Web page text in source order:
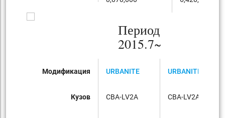
Период
2015.7~
Модификация
Кузов
URBANITE
CBA-LV2A
URBANITE
CBA-LV2A